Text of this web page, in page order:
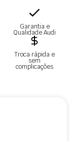
Garantia e
Qualidade Audi
Troca rápida e
sem
complicações